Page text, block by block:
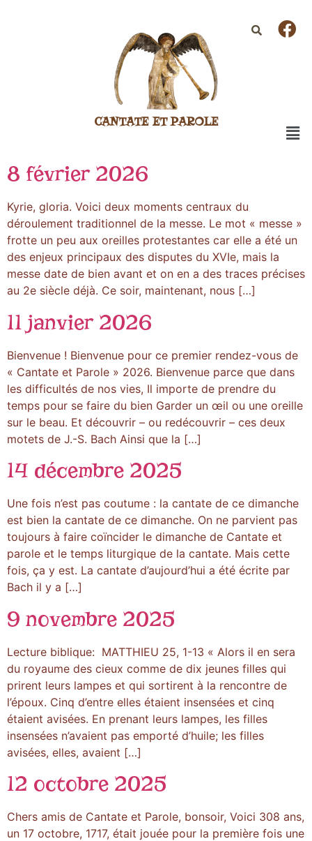
CANTATE ET PAROLE
8 février 2026
Kyrie, gloria. Voici deux moments centraux du
déroulement traditionnel de la messe. Le mot « messe »
frotte un peu aux oreilles protestantes car elle a été un
des enjeux principaux des disputes du XVIe, mais la
messe date de bien avant et on en a des traces précises
au 2e siècle déjà. Ce soir, maintenant, nous […]
11 janvier 2026
Bienvenue ! Bienvenue pour ce premier rendez-vous de
« Cantate et Parole » 2026. Bienvenue parce que dans
les difficultés de nos vies, Il importe de prendre du
temps pour se faire du bien Garder un œil ou une oreille
sur le beau. Et découvrir – ou redécouvrir – ces deux
motets de J.-S. Bach Ainsi que la […]
14 décembre 2025
Une fois n’est pas coutume : la cantate de ce dimanche
est bien la cantate de ce dimanche. On ne parvient pas
toujours à faire coïncider le dimanche de Cantate et
parole et le temps liturgique de la cantate. Mais cette
fois, ça y est. La cantate d’aujourd’hui a été écrite par
Bach il y a […]
9 novembre 2025
Lecture biblique: MATTHIEU 25, 1-13 « Alors il en sera
du royaume des cieux comme de dix jeunes filles qui
prirent leurs lampes et qui sortirent à la rencontre de
l’époux. Cinq d’entre elles étaient insensées et cinq
étaient avisées. En prenant leurs lampes, les filles
insensées n’avaient pas emporté d’huile; les filles
avisées, elles, avaient […]
12 octobre 2025
Chers amis de Cantate et Parole, bonsoir, Voici 308 ans,
un 17 octobre, 1717, était jouée pour la première fois une